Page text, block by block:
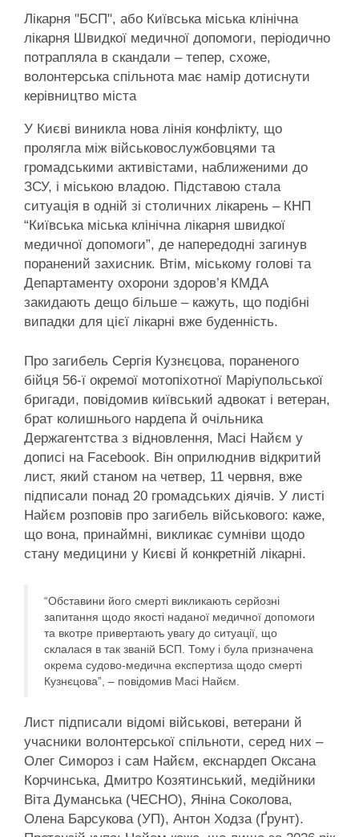
Лікарня "БСП", або Київська міська клінічна
лікарня Швидкої медичної допомоги, періодично
потрапляла в скандали – тепер, схоже,
волонтерська спільнота має намір дотиснути
керівництво міста
У Києві виникла нова лінія конфлікту, що
пролягла між військовослужбовцями та
громадськими активістами, наближеними до
ЗСУ, і міською владою. Підставою стала
ситуація в одній зі столичних лікарень – КНП
“Київська міська клінічна лікарня швидкої
медичної допомоги”, де напередодні загинув
поранений захисник. Втім, міському голові та
Департаменту охорони здоров’я КМДА
закидають дещо більше – кажуть, що подібні
випадки для цієї лікарні вже буденність.
Про загибель Сергія Кузнєцова, пораненого
бійця 56-ї окремої мотопіхотної Маріупольської
бригади, повідомив київський адвокат і ветеран,
брат колишнього нардепа й очільника
Держагентства з відновлення, Масі Найєм у
дописі на Facebook. Він оприлюднив відкритий
лист, який станом на четвер, 11 червня, вже
підписали понад 20 громадських діячів. У листі
Найєм розповів про загибель військового: каже,
що вона, принаймні, викликає сумніви щодо
стану медицини у Києві й конкретній лікарні.
“Обставини його смерті викликають серйозні
запитання щодо якості наданої медичної допомоги
та вкотре привертають увагу до ситуації, що
склалася в так званій БСП. Тому і була призначена
окрема судово-медична експертиза щодо смерті
Кузнєцова”, – повідомив Масі Найєм.
Лист підписали відомі військові, ветерани й
учасники волонтерської спільноти, серед них –
Олег Симороз і сам Найєм, екснардеп Оксана
Корчинська, Дмитро Козятинський, медійники
Віта Думанська (ЧЕСНО), Яніна Соколова,
Олена Барсукова (УП), Антон Ходза (Ґрунт).